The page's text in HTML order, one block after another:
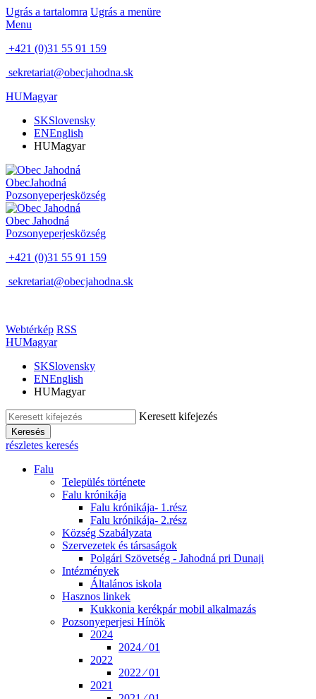
Ugrás a tartalomra Ugrás a menüre
Menu
+421 (0)31 55 91 159
sekretariat@obecjahodna.sk
HUMagyar
SKSlovensky
ENEnglish
HUMagyar
ObecJahodná
Pozsonyeperjesközség
Obec Jahodná
Pozsonyeperjesközség
+421 (0)31 55 91 159
sekretariat@obecjahodna.sk
Webtérkép RSS
HUMagyar
SKSlovensky
ENEnglish
HUMagyar
Keresett kifejezés
Keresés
részletes keresés
Falu
Település története
Falu krónikája
Falu krónikája- 1.rész
Falu krónikája- 2.rész
Község Szabályzata
Szervezetek és társaságok
Polgári Szövetség - Jahodná pri Dunaji
Intézmények
Általános iskola
Hasznos linkek
Kukkonia kerékpár mobil alkalmazás
Pozsonyeperjesi Hínök
2024
2024 ⁄ 01
2022
2022 ⁄ 01
2021